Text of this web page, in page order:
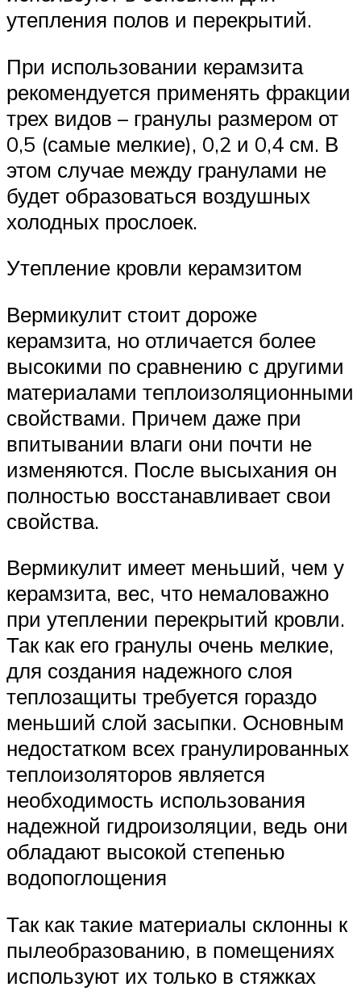
утепления полов и перекрытий.
При использовании керамзита
рекомендуется применять фракции
трех видов – гранулы размером от
0,5 (самые мелкие), 0,2 и 0,4 см. В
этом случае между гранулами не
будет образоваться воздушных
холодных прослоек.
Утепление кровли керамзитом
Вермикулит стоит дороже
керамзита, но отличается более
высокими по сравнению с другими
материалами теплоизоляционными
свойствами. Причем даже при
впитывании влаги они почти не
изменяются. После высыхания он
полностью восстанавливает свои
свойства.
Вермикулит имеет меньший, чем у
керамзита, вес, что немаловажно
при утеплении перекрытий кровли.
Так как его гранулы очень мелкие,
для создания надежного слоя
теплозащиты требуется гораздо
меньший слой засыпки. Основным
недостатком всех гранулированных
теплоизоляторов является
необходимость использования
надежной гидроизоляции, ведь они
обладают высокой степенью
водопоглощения
Так как такие материалы склонны к
пылеобразованию, в помещениях
используют их только в стяжках